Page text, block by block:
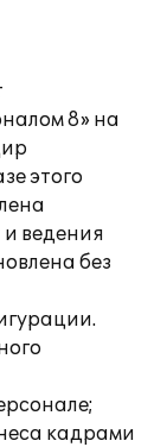
8» на
этого
ведения
без
кадрами